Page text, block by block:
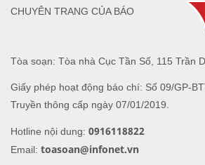
Tòa soạn: Tòa nhà Cục Tần Số, 115 Trần
Giấy phép hoạt động báo chí: Số 09/GP-
Truyền thông cấp ngày 07/01/2019.
Hotline nội dung: 0916118822
Email: toasoan@infonet.vn
CHUYÊN TRANG CỦA BÁO